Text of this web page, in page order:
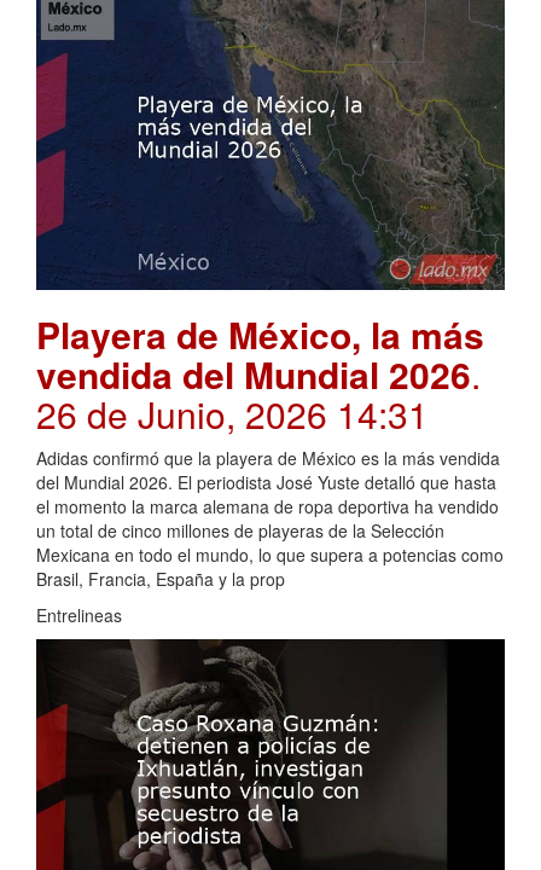
Playera de México, la más
vendida del Mundial 2026.
26 de Junio, 2026 14:31
Adidas confirmó que la playera de México es la más vendida
del Mundial 2026. El periodista José Yuste detalló que hasta
el momento la marca alemana de ropa deportiva ha vendido
un total de cinco millones de playeras de la Selección
Mexicana en todo el mundo, lo que supera a potencias como
Brasil, Francia, España y la prop
Entrelineas